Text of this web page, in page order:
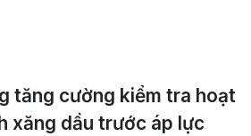
tăng cường kiểm tra hoạt
xăng dầu trước áp lực